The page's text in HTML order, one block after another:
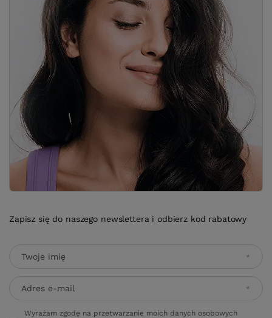
Zapisz się do naszego newslettera i odbierz kod rabatowy
Twoje imię
Adres e-mail
Wyrażam zgodę na przetwarzanie moich danych osobowych